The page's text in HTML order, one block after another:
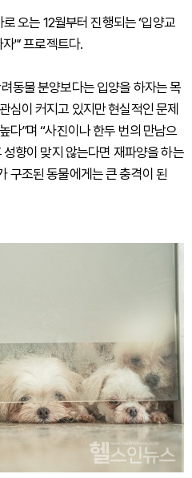
오는 12월부터 진행되는 ‘입양교
"’ 프로젝트다.
동물 분양보다는 입양을 하자는 목
심이 커지고 있지만 현실적인 문제
다”며 “사진이나 한두 번의 만남으
향이 맞지 않는다면 재파양을 하는
구조된 동물에게는 큰 충격이 된